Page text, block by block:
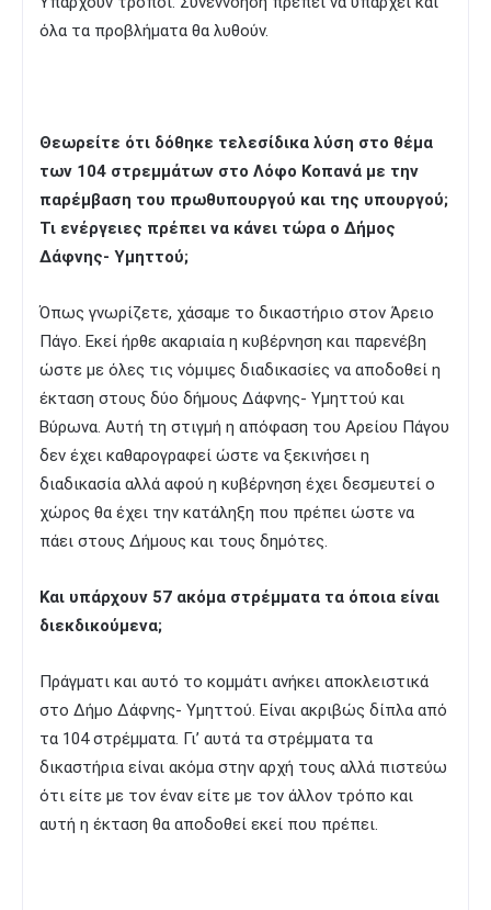
όλα τα προβλήματα θα λυθούν.
Θεωρείτε ότι δόθηκε τελεσίδικα λύση στο θέμα
των 104 στρεμμάτων στο Λόφο Κοπανά με την
παρέμβαση του πρωθυπουργού και της υπουργού;
Τι ενέργειες πρέπει να κάνει τώρα ο Δήμος
Δάφνης- Υμηττού;
Όπως γνωρίζετε, χάσαμε το δικαστήριο στον Άρειο
Πάγο. Εκεί ήρθε ακαριαία η κυβέρνηση και παρενέβη
ώστε με όλες τις νόμιμες διαδικασίες να αποδοθεί η
έκταση στους δύο δήμους Δάφνης- Υμηττού και
Βύρωνα. Αυτή τη στιγμή η απόφαση του Αρείου Πάγου
δεν έχει καθαρογραφεί ώστε να ξεκινήσει η
διαδικασία αλλά αφού η κυβέρνηση έχει δεσμευτεί ο
χώρος θα έχει την κατάληξη που πρέπει ώστε να
πάει στους Δήμους και τους δημότες.
Και υπάρχουν 57 ακόμα στρέμματα τα όποια είναι
διεκδικούμενα;
Πράγματι και αυτό το κομμάτι ανήκει αποκλειστικά
στο Δήμο Δάφνης- Υμηττού. Είναι ακριβώς δίπλα από
τα 104 στρέμματα. Γι’ αυτά τα στρέμματα τα
δικαστήρια είναι ακόμα στην αρχή τους αλλά πιστεύω
ότι είτε με τον έναν είτε με τον άλλον τρόπο και
αυτή η έκταση θα αποδοθεί εκεί που πρέπει.